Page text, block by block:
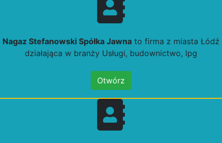
Nagaz Stefanowski Spółka Jawna to firma z miasta Łódź
działająca w branży Usługi, budownictwo, lpg
Otwórz